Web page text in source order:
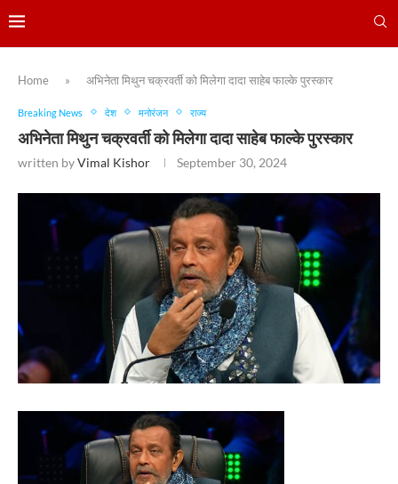
Home » अभिनेता मिथुन चक्रवर्ती को मिलेगा दादा साहेब फाल्के पुरस्कार
Breaking News देश मनोरंजन राज्य
अभिनेता मिथुन चक्रवर्ती को मिलेगा दादा साहेब फाल्के पुरस्कार
written byVimal Kishor September 30, 2024